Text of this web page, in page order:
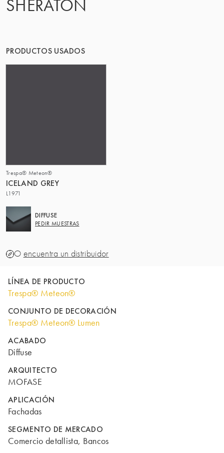
SHERATON
PRODUCTOS USADOS
Trespa® Meteon®
ICELAND GREY
L1971
DIFFUSE
PEDIR MUESTRAS
O encuentra un distribuidor
LÍNEA DE PRODUCTO
Trespa® Meteon®
CONJUNTO DE DECORACIÓN
Trespa® Meteon® Lumen
ACABADO
Diffuse
ARQUITECTO
MOFASE
APLICACIÓN
Fachadas
SEGMENTO DE MERCADO
Comercio detallista, Bancos